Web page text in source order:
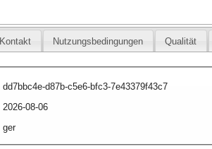
Kontakt Nutzungsbedingungen Qualität
dd7bbc4e-d87b-c5e6-bfc3-7e43379f43c7
2026-08-06
ger